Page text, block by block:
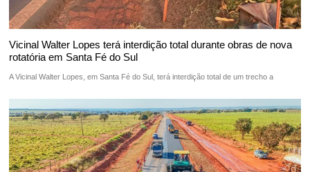
Vicinal Walter Lopes terá interdição total durante obras de nova
rotatória em Santa Fé do Sul
A Vicinal Walter Lopes, em Santa Fé do Sul, terá interdição total de um trecho a